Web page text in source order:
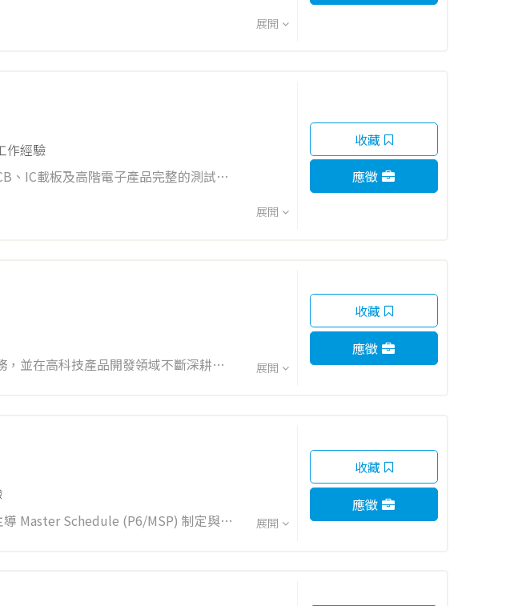
過創新技術和團隊精神改變未來，為
一起用努力與創新推動產業未來的成長！
展開
作經驗
我們是一個熱愛挑戰、充滿創新精神
帶領工程部團
展開
收藏
應徵
並在高科技產品開發領域不斷深耕。
洩漏等特殊條件而設計，在能源及化
月起承接台灣日機裝(Taiwan
亦將持續投入於綠能、零碳領域，致
及環境帶來正向貢獻。加入我們，您
圖紙，準備焊接設備，選擇合適的材料
展開
收藏
應徵
Master Schedule (P6/MSP) 制定與要
流程，監督測試驗收 (FAT/SAT/IST)
展開
收藏
應徵